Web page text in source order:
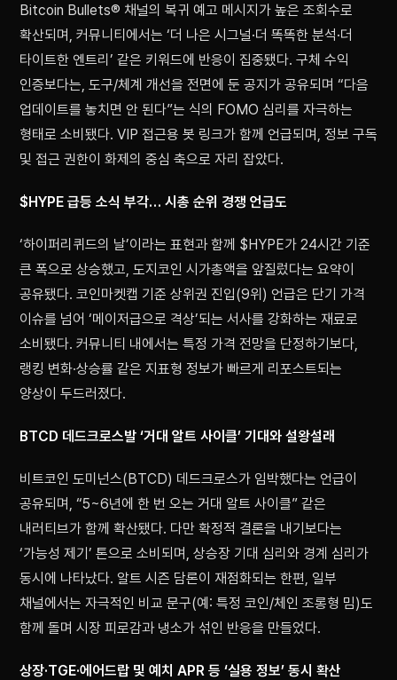
Bitcoin Bullets® 채널의 복귀 예고 메시지가 높은 조회수로
확산되며, 커뮤니티에서는 ‘더 나은 시그널·더 똑똑한 분석·더
타이트한 엔트리’ 같은 키워드에 반응이 집중됐다. 구체 수익
인증보다는, 도구/체계 개선을 전면에 둔 공지가 공유되며 “다음
업데이트를 놓치면 안 된다”는 식의 FOMO 심리를 자극하는
형태로 소비됐다. VIP 접근용 봇 링크가 함께 언급되며, 정보 구독
및 접근 권한이 화제의 중심 축으로 자리 잡았다.
$HYPE 급등 소식 부각… 시총 순위 경쟁 언급도
‘하이퍼리퀴드의 날’이라는 표현과 함께 $HYPE가 24시간 기준
큰 폭으로 상승했고, 도지코인 시가총액을 앞질렀다는 요약이
공유됐다. 코인마켓캡 기준 상위권 진입(9위) 언급은 단기 가격
이슈를 넘어 ‘메이저급으로 격상’되는 서사를 강화하는 재료로
소비됐다. 커뮤니티 내에서는 특정 가격 전망을 단정하기보다,
랭킹 변화·상승률 같은 지표형 정보가 빠르게 리포스트되는
양상이 두드러졌다.
BTCD 데드크로스발 ‘거대 알트 사이클’ 기대와 설왕설래
비트코인 도미넌스(BTCD) 데드크로스가 임박했다는 언급이
공유되며, “5~6년에 한 번 오는 거대 알트 사이클” 같은
내러티브가 함께 확산됐다. 다만 확정적 결론을 내기보다는
‘가능성 제기’ 톤으로 소비되며, 상승장 기대 심리와 경계 심리가
동시에 나타났다. 알트 시즌 담론이 재점화되는 한편, 일부
채널에서는 자극적인 비교 문구(예: 특정 코인/체인 조롱형 밈)도
함께 돌며 시장 피로감과 냉소가 섞인 반응을 만들었다.
상장·TGE·에어드랍 및 예치 APR 등 ‘실용 정보’ 동시 확산